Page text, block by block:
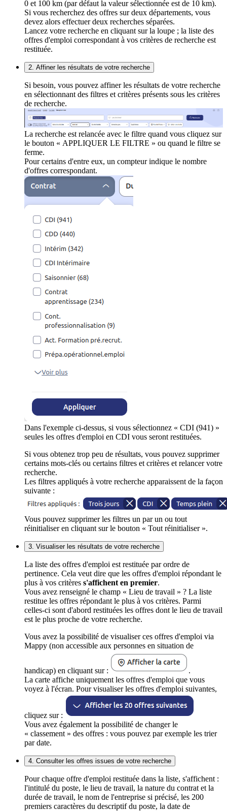
0 et 100 km (par défaut la valeur sélectionnée est de 10 km).
Si vous recherchez des offres sur deux départements, vous
devez alors effectuer deux recherches séparées.
Lancez votre recherche en cliquant sur la loupe ; la liste des
offres d'emploi correspondant à vos critères de recherche est
restituée.
2. Affiner les résultats de votre recherche
Si besoin, vous pouvez affiner les résultats de votre recherche
en sélectionnant des filtres et critères présents sous les critères
de recherche.
La recherche est relancée avec le filtre quand vous cliquez sur
le bouton « APPLIQUER LE FILTRE » ou quand le filtre se
ferme.
Pour certains d'entre eux, un compteur indique le nombre
d'offres correspondant.
Dans l'exemple ci-dessus, si vous sélectionnez « CDI (941) »
seules les offres d'emploi en CDI vous seront restituées.
Si vous obtenez trop peu de résultats, vous pouvez supprimer
certains mots-clés ou certains filtres et critères et relancer votre
recherche.
Les filtres appliqués à votre recherche apparaissent de la façon
suivante :
Vous pouvez supprimer les filtres un par un ou tout
réinitialiser en cliquant sur le bouton « Tout réinitialiser ».
3. Visualiser les résultats de votre recherche
La liste des offres d'emploi est restituée par ordre de
pertinence. Cela veut dire que les offres d'emploi répondant le
plus à vos critères s'affichent en premier.
Vous avez renseigné le champ « Lieu de travail » ? La liste
restitue les offres répondant le plus à vos critères. Parmi
celles-ci sont d'abord restituées les offres dont le lieu de travail
est le plus proche de votre recherche.
Vous avez la possibilité de visualiser ces offres d'emploi via
Mappy (non accessible aux personnes en situation de
handicap) en cliquant sur :
.
La carte affiche uniquement les offres d'emploi que vous
voyez à l'écran. Pour visualiser les offres d'emploi suivantes,
cliquez sur :
Vous avez également la possibilité de changer le
« classement » des offres : vous pouvez par exemple les trier
par date.
4. Consulter les offres issues de votre recherche
Pour chaque offre d'emploi restituée dans la liste, s'affichent :
l'intitulé du poste, le lieu de travail, la nature du contrat et la
durée de travail, le nom de l'entreprise si précisé, les 200
premiers caractères du descriptif du poste, la date de